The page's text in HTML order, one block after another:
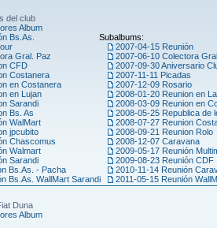
del club
Album
Subalbums:
Bs.As.
2007-04-15 Reunión
2007-06-10 Colectora
Gral. Paz
2007-09-30 Aniversario
CFD
2007-11-11 Picadas
Costanera
2007-12-09 Rosario
en Costanera
2008-01-20 Reunion en
en Lujan
2008-03-09 Reunion en
Sarandi
2008-05-25 Republica de
Bs. As
2008-07-27 Reunion
WalMart
2008-09-21 Reunion Rolo
jpcubito
2008-12-07 Caravana
Chascomus
2009-05-17 Reunión
Walmart
2009-08-23 Reunión CDF
Sarandi
2010-11-14 Reunión
Bs.As. - Pacha
2011-05-15 Reunión
Bs.As. WallMart Sarandi
Duna
Album